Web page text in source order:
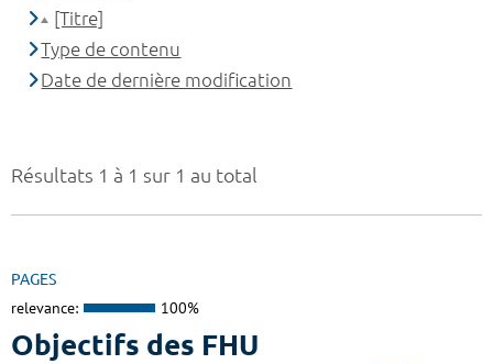
Résultats 1 à 1 sur 1 au total
PAGES
relevance: 100%
Objectifs des FHU
[Titre]
Type de contenu
Date de dernière modification